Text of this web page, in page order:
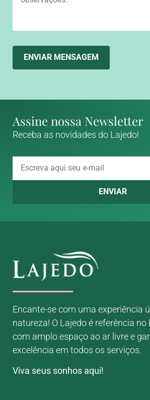
ENVIAR MENSAGEM
Assine nossa Newsletter
Receba as novidades do Lajedo!
ENVIAR
Encante-se com uma experiência
natureza! O Lajedo é referência no
com amplo espaço ao ar livre e
excelência em todos os serviços.
Viva seus sonhos aqui!